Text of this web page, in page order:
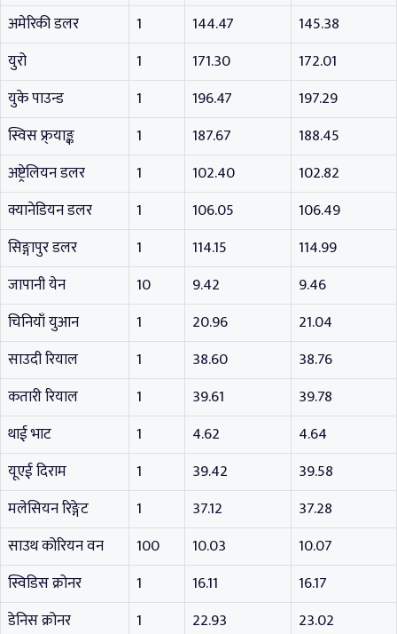
अमेरिकी डलर
1 144.47
145.38
युरो
1 171.30
172.01
युके पाउन्ड
1 196.47
197.29
स्विस फ्र्याङ्क
1 187.67
188.45
अष्ट्रेलियन डलर
1 102.40
102.82
क्यानेडियन डलर
1 106.05
106.49
सिङ्गापुर डलर
1 114.15
114.99
जापानी येन
10 9.42
9.46
चिनियाँ युआन
1 20.96
21.04
साउदी रियाल
1 38.60
38.76
कतारी रियाल
1 39.61
39.78
थाई भाट
1 4.62
4.64
यूएई दिराम
1 39.42
39.58
मलेसियन रिङ्गेट
1 37.12
37.28
साउथ कोरियन वन
100 10.03
10.07
स्विडिस क्रोनर
1 16.11
16.17
डेनिस क्रोनर
1 22.93
23.02